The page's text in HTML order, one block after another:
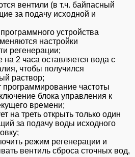
вентили (в т.ч. байпасный
за подачу исходной и
устройства
настройки
регенерации;
на 2 часа оставляется вода с
чтобы получился
раствор;
программирование частоты
блока управления к
времени;
на треть открыть только один
за подачу воды исходного
режим регенерации и
вентиль сброса сточных вод,